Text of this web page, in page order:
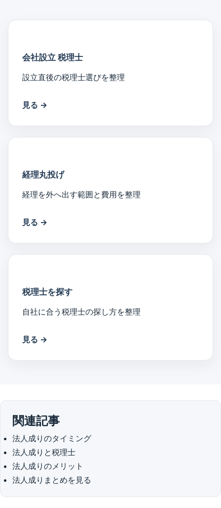
会社設立 税理士
設立直後の税理士選びを整理
見る →
経理丸投げ
経理を外へ出す範囲と費用を整理
見る →
税理士を探す
自社に合う税理士の探し方を整理
見る →
関連記事
法人成りのタイミング
法人成りと税理士
法人成りのメリット
法人成りまとめを見る